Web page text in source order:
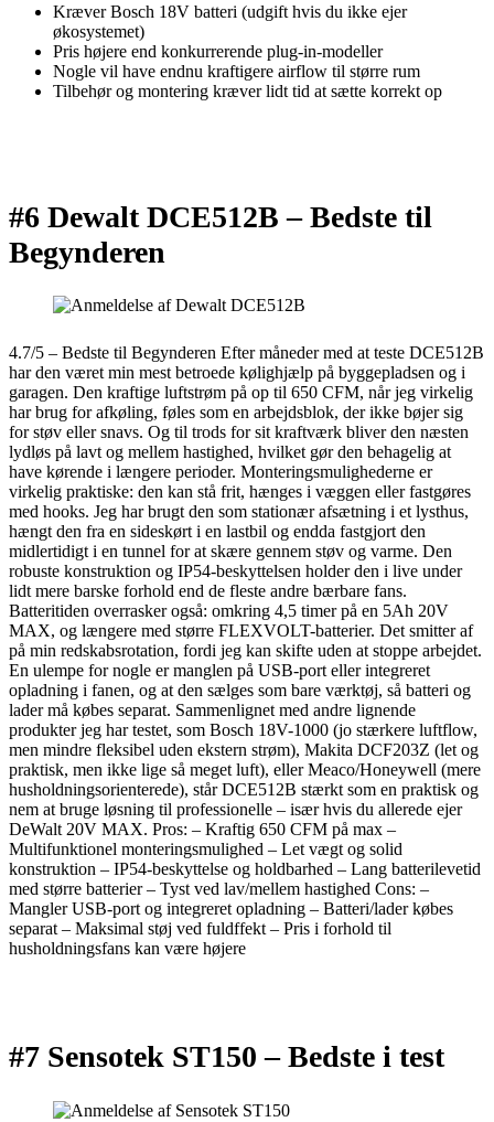
Kræver Bosch 18V batteri (udgift hvis du ikke ejer
økosystemet)
Pris højere end konkurrerende plug-in-modeller
Nogle vil have endnu kraftigere airflow til større rum
Tilbehør og montering kræver lidt tid at sætte korrekt op
#6 Dewalt DCE512B –Bedste til
Begynderen
4.7/5 – Bedste til Begynderen Efter måneder med at teste DCE512B
har den været min mest betroede kølighjælp på byggepladsen og i
garagen. Den kraftige luftstrøm på op til 650 CFM, når jeg virkelig
har brug for afkøling, føles som en arbejdsblok, der ikke bøjer sig
for støv eller snavs. Og til trods for sit kraftværk bliver den næsten
lydløs på lavt og mellem hastighed, hvilket gør den behagelig at
have kørende i længere perioder. Monteringsmulighederne er
virkelig praktiske: den kan stå frit, hænges i væggen eller fastgøres
med hooks. Jeg har brugt den som stationær afsætning i et lysthus,
hængt den fra en sideskørt i en lastbil og endda fastgjort den
midlertidigt i en tunnel for at skære gennem støv og varme. Den
robuste konstruktion og IP54-beskyttelsen holder den i live under
lidt mere barske forhold end de fleste andre bærbare fans.
Batteritiden overrasker også: omkring 4,5 timer på en 5Ah 20V
MAX, og længere med større FLEXVOLT-batterier. Det smitter af
på min redskabsrotation, fordi jeg kan skifte uden at stoppe arbejdet.
En ulempe for nogle er manglen på USB-port eller integreret
opladning i fanen, og at den sælges som bare værktøj, så batteri og
lader må købes separat. Sammenlignet med andre lignende
produkter jeg har testet, som Bosch 18V-1000 (jo stærkere luftflow,
men mindre fleksibel uden ekstern strøm), Makita DCF203Z (let og
praktisk, men ikke lige så meget luft), eller Meaco/Honeywell (mere
husholdningsorienterede), står DCE512B stærkt som en praktisk og
nem at bruge løsning til professionelle – især hvis du allerede ejer
DeWalt 20V MAX. Pros: – Kraftig 650 CFM på max –
Multifunktionel monteringsmulighed – Let vægt og solid
konstruktion – IP54-beskyttelse og holdbarhed – Lang batterilevetid
med større batterier – Tyst ved lav/mellem hastighed Cons: –
Mangler USB-port og integreret opladning – Batteri/lader købes
separat – Maksimal støj ved fuldffekt – Pris i forhold til
husholdningsfans kan være højere
#7 Sensotek ST150 –Bedste i test